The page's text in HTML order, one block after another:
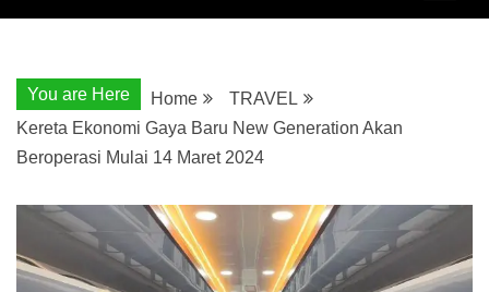
You are Here Home
TRAVEL
Kereta Ekonomi Gaya Baru New Generation Akan
Beroperasi Mulai 14 Maret 2024